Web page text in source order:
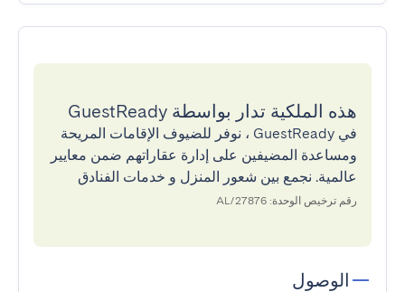
هذه الملكية تدار بواسطة GuestReady
في GuestReady ، نوفر للضيوف الإقامات المريحة
ومساعدة المضيفين على إدارة عقاراتهم ضمن معايير
عالمية. نجمع بين شعور المنزل و خدمات الفنادق
رقم ترخيص الوحدة: 27876/AL
الوصول